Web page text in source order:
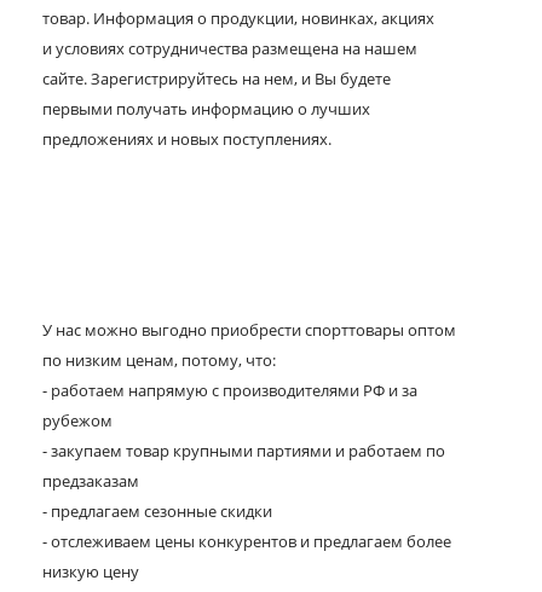
товар. Информация о продукции, новинках, акциях
и условиях сотрудничества размещена на нашем
сайте. Зарегистрируйтесь на нем, и Вы будете
первыми получать информацию о лучших
предложениях и новых поступлениях.
У нас можно выгодно приобрести спорттовары оптом
по низким ценам, потому, что:
- работаем напрямую с производителями РФ и за
рубежом
- закупаем товар крупными партиями и работаем по
предзаказам
- предлагаем сезонные скидки
- отслеживаем цены конкурентов и предлагаем более
низкую цену